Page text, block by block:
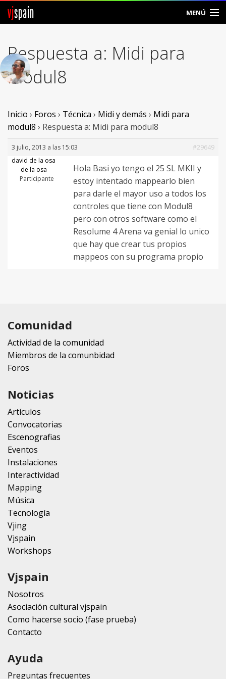
vjspain MENÚ
Foros
Noticias
Vjspain
Ayuda
Contacto
Entrar
Respuesta a: Midi para
modul8
Inicio › Foros › Técnica › Midi y demás › Midi para
modul8 › Respuesta a: Midi para modul8
3 julio, 2013 a las 15:03
#29649
david de la osa
de la osa
Participante
Hola Basi yo tengo el 25 SL MKII y
estoy intentado mappearlo bien
para darle el mayor uso a todos los
controles que tiene con Modul8
pero con otros software como el
Resolume 4 Arena va genial lo unico
que hay que crear tus propios
mappeos con su programa propio
Comunidad
Actividad de la comunidad
Miembros de la comunbidad
Foros
Noticias
Artículos
Convocatorias
Escenografias
Eventos
Instalaciones
Interactividad
Mapping
Música
Tecnología
Vjing
Vjspain
Workshops
Vjspain
Nosotros
Asociación cultural vjspain
Como hacerse socio (fase prueba)
Contacto
Ayuda
Preguntas frecuentes